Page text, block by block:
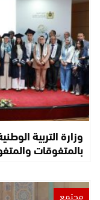
وزارة التربية
بالمتفوقات
مجتمع